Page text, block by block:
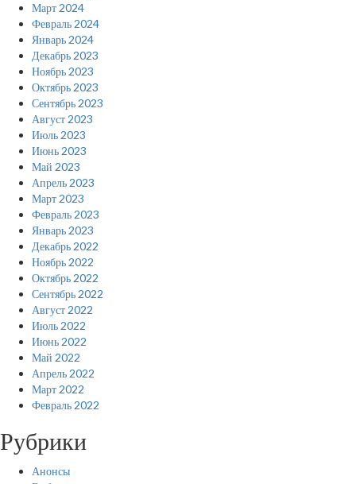
Март 2024
Февраль 2024
Январь 2024
Декабрь 2023
Ноябрь 2023
Октябрь 2023
Сентябрь 2023
Август 2023
Июль 2023
Июнь 2023
Май 2023
Апрель 2023
Март 2023
Февраль 2023
Январь 2023
Декабрь 2022
Ноябрь 2022
Октябрь 2022
Сентябрь 2022
Август 2022
Июль 2022
Июнь 2022
Май 2022
Апрель 2022
Март 2022
Февраль 2022
Рубрики
Анонсы